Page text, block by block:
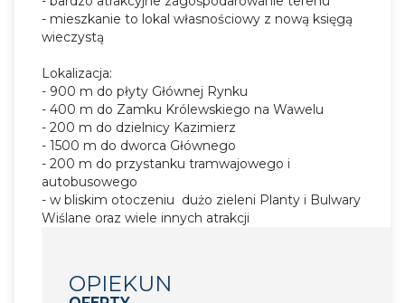
- mieszkanie to lokal własnościowy z nową księgą
wieczystą
Lokalizacja:
- 900 m do płyty Głównej Rynku
- 400 m do Zamku Królewskiego na Wawelu
- 200 m do dzielnicy Kazimierz
- 1500 m do dworca Głównego
- 200 m do przystanku tramwajowego i
autobusowego
- w bliskim otoczeniu dużo zieleni Planty i Bulwary
Wiślane oraz wiele innych atrakcji
OPIEKUN